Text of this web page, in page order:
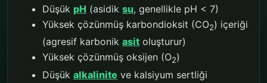
Düşük pH (asidik su, genellikle pH < 7)
Yüksek çözünmüş karbondioksit (CO2) içeriği
(agresif karbonik asit oluşturur)
Yüksek çözünmüş oksijen (O2)
Düşük alkalinite ve kalsiyum sertliği